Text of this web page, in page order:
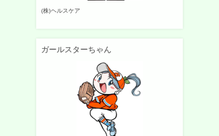
(株)ヘルスケア
ガールスターちゃん